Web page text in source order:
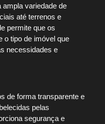
variedade de
até terrenos e
permite que os
o tipo de imóvel que
necessidades e
de forma transparente e
pelas
segurança e